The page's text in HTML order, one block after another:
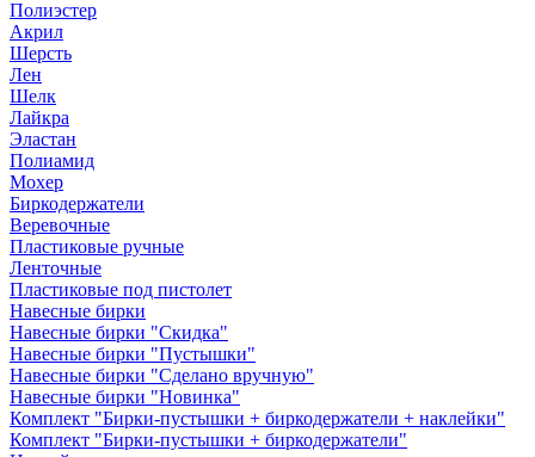
Полиэстер
Акрил
Шерсть
Лен
Шелк
Лайкра
Эластан
Полиамид
Мохер
Биркодержатели
Веревочные
Пластиковые ручные
Ленточные
Пластиковые под пистолет
Навесные бирки
Навесные бирки "Скидка"
Навесные бирки "Пустышки"
Навесные бирки "Сделано вручную"
Навесные бирки "Новинка"
Комплект "Бирки-пустышки + биркодержатели + наклейки"
Комплект "Бирки-пустышки + биркодержатели"